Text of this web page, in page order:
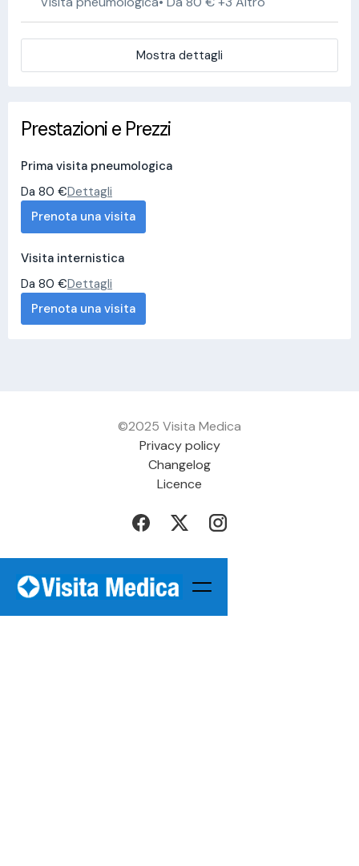
Mostra dettagli
Prestazioni e Prezzi
Prima visita pneumologica
Da 80 €Dettagli
Prenota una visita
Visita internistica
Da 80 €Dettagli
Prenota una visita
©2025 Visita Medica
Privacy policy
Changelog
Licence